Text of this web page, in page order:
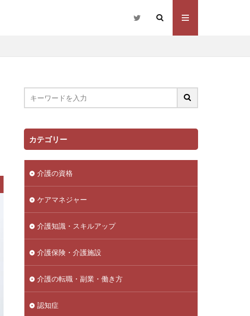
カテゴリー
介護の資格
ケアマネジャー
介護知識・スキルアップ
介護保険・介護施設
介護の転職・副業・働き方
認知症